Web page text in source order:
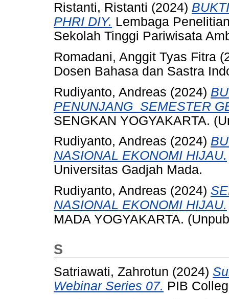
Ristanti, Ristanti (2024)
PHRI DIY. Lembaga
Sekolah Tinggi Pariwisata
Romadani, Anggit Tyas Fitra
Dosen Bahasa dan Sastra
Rudiyanto, Andreas (2024)
PENUNJANG_SEMESTER
SENGKAN YOGYAKARTA.
Rudiyanto, Andreas (2024)
NASIONAL EKONOMI HIJAU.
Universitas Gadjah Mada.
Rudiyanto, Andreas (2024)
NASIONAL EKONOMI HIJAU.
MADA YOGYAKARTA.
S
Satriawati, Zahrotun (2024)
Webinar Series 07. PIB